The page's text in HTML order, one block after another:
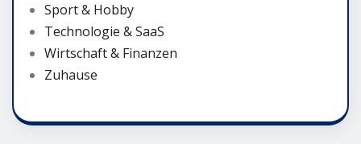
Sport & Hobby
Technologie & SaaS
Wirtschaft & Finanzen
Zuhause